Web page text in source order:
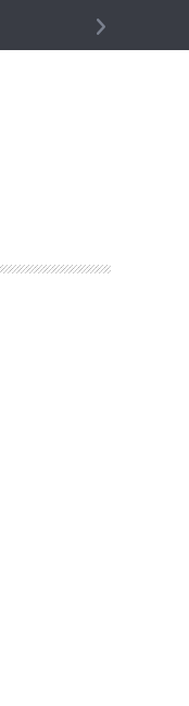
中银香港发行纪念